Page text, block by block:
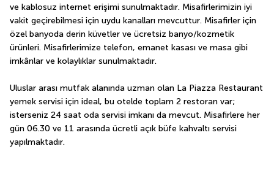
ve kablosuz internet erişimi sunulmaktadır. Misafirlerimizin iyi
vakit geçirebilmesi için uydu kanalları mevcuttur. Misafirler için
özel banyoda derin küvetler ve ücretsiz banyo/kozmetik
ürünleri. Misafirlerimize telefon, emanet kasası ve masa gibi
imkânlar ve kolaylıklar sunulmaktadır.
Uluslar arası mutfak alanında uzman olan La Piazza Restaurant
yemek servisi için ideal, bu otelde toplam 2 restoran var;
isterseniz 24 saat oda servisi imkanı da mevcut. Misafirlere her
gün 06.30 ve 11 arasında ücretli açık büfe kahvaltı servisi
yapılmaktadır.